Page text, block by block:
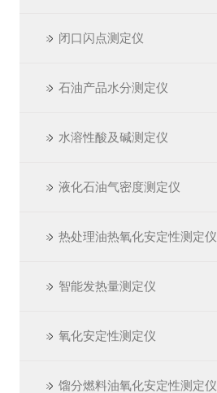
闭口闪点测定仪
石油产品水分测定仪
水溶性酸及碱测定仪
液化石油气密度测定仪
热处理油热氧化安定性测定仪
智能发热量测定仪
氧化安定性测定仪
馏分燃料油氧化安定性测定仪